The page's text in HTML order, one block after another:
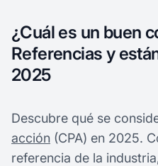
¿Cuál es un buen
Referencias y
2025
Descubre qué se
acción (CPA) en 2025.
referencia de la